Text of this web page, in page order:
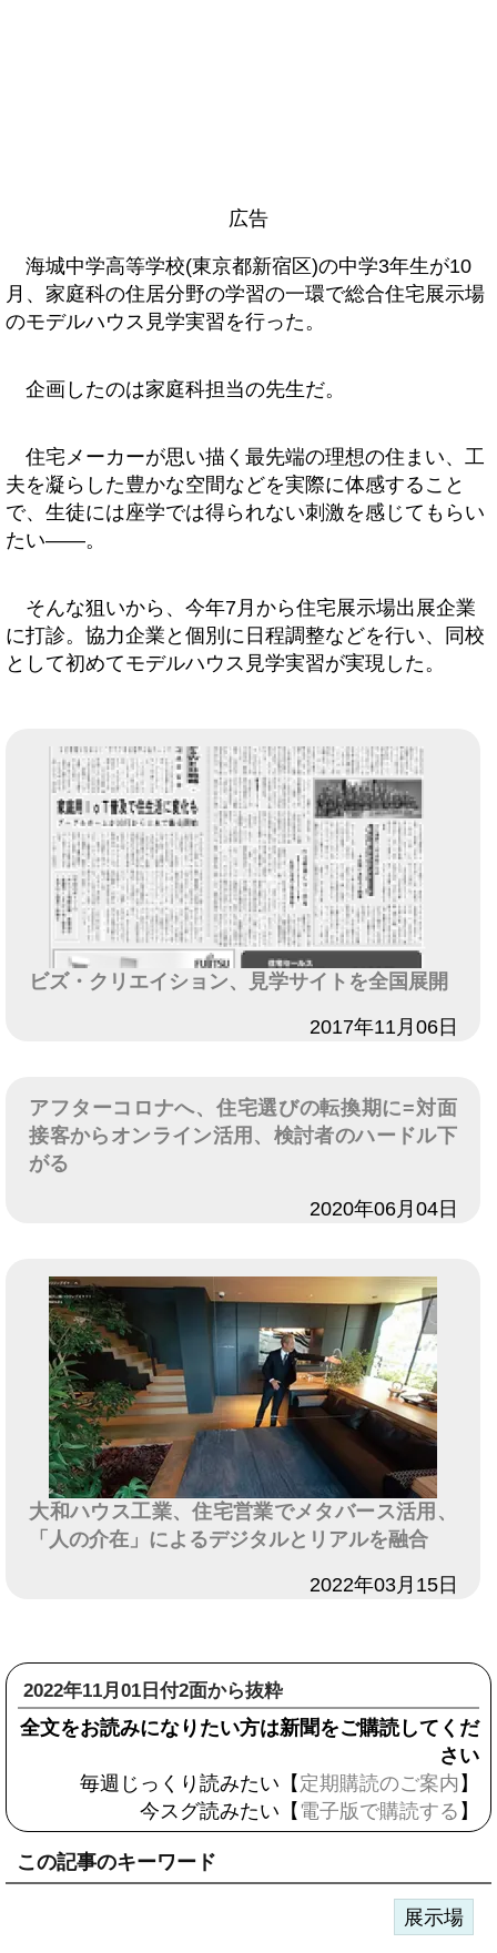
広告
海城中学高等学校(東京都新宿区)の中学3年生が10
月、家庭科の住居分野の学習の一環で総合住宅展示場
のモデルハウス見学実習を行った。
企画したのは家庭科担当の先生だ。
住宅メーカーが思い描く最先端の理想の住まい、工
夫を凝らした豊かな空間などを実際に体感すること
で、生徒には座学では得られない刺激を感じてもらい
たい――。
そんな狙いから、今年7月から住宅展示場出展企業
に打診。協力企業と個別に日程調整などを行い、同校
として初めてモデルハウス見学実習が実現した。
ビズ・クリエイション、見学サイトを全国展開
2017年11月06日
アフターコロナへ、住宅選びの転換期に=対面
接客からオンライン活用、検討者のハードル下
がる
2020年06月04日
大和ハウス工業、住宅営業でメタバース活用、
「人の介在」によるデジタルとリアルを融合
2022年03月15日
2022年11月01日付2面から抜粋
全文をお読みになりたい方は新聞をご購読してくだ
さい
毎週じっくり読みたい【 定期購読のご案内 】
今スグ読みたい【 電子版で購読する 】
この記事のキーワード
展示場